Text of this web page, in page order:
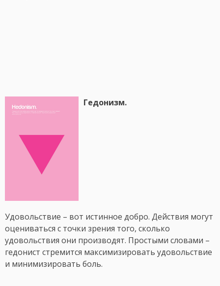
Гедонизм.
Удовольствие – вот истинное добро. Действия могут
оцениваться с точки зрения того, сколько
удовольствия они производят. Простыми словами –
гедонист стремится максимизировать удовольствие
и минимизировать боль.